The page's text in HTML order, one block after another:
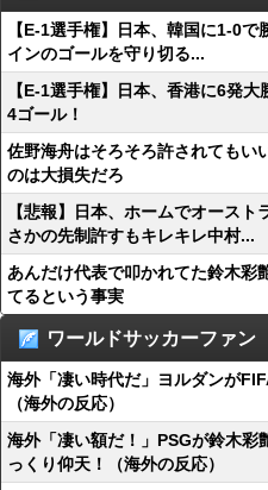
【E-1選手権】日本、韓国に1-0
インのゴールを守り切る...
【E-1選手権】日本、香港に6発
4ゴール！
佐野海舟はそろそろ許されてもい
のは大損失だろ
【悲報】日本、ホームでオース
さかの先制許すもキレキレ中村...
あんだけ代表で叩かれてた鈴木彩
てるという事実
ワールドサッカーファン
海外「凄い時代だ」ヨルダンが
（海外の反応）
海外「凄い額だ！」PSGが鈴木彩
っくり仰天！（海外の反応）